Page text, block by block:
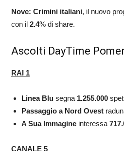
Nove: Crimini italiani, il nuovo
con il 2.4% di share.
Ascolti DayTime
RAI 1
Linea Blu segna 1.255.000
Passaggio a Nord Ovest
A Sua Immagine interessa
CANALE 5